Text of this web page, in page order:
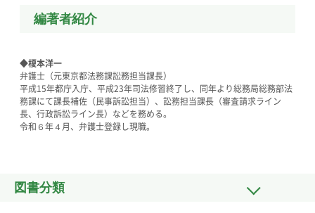
編著者紹介
◆榎本洋一
弁護士（元東京都法務課訟務担当課長）
平成15年都庁入庁、平成23年司法修習終了し、同年より総務局総務部法
務課にて課長補佐（民事訴訟担当）、訟務担当課長（審査請求ライン
長、行政訴訟ライン長）などを務める。
令和６年４月、弁護士登録し現職。
図書分類